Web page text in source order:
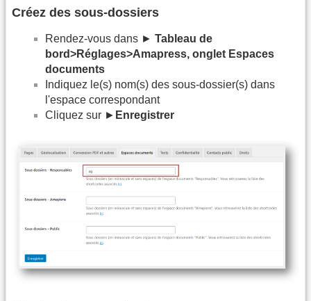
Créez des sous-dossiers
Rendez-vous dans ► Tableau de
bord>Réglages>Amapress, onglet Espaces
documents
Indiquez le(s) nom(s) des sous-dossier(s) dans
l'espace correspondant
Cliquez sur ► Enregistrer